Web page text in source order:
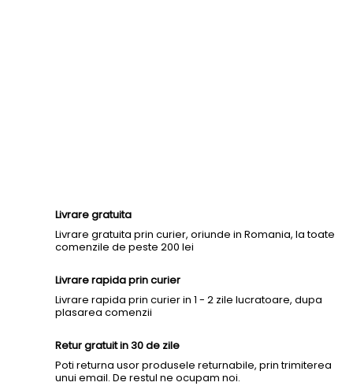
Livrare gratuita
Livrare gratuita prin curier, oriunde in Romania, la toate
comenzile de peste 200 lei
Livrare rapida prin curier
Livrare rapida prin curier in 1 - 2 zile lucratoare, dupa
plasarea comenzii
Retur gratuit in 30 de zile
Poti returna usor produsele returnabile, prin trimiterea
unui email. De restul ne ocupam noi.